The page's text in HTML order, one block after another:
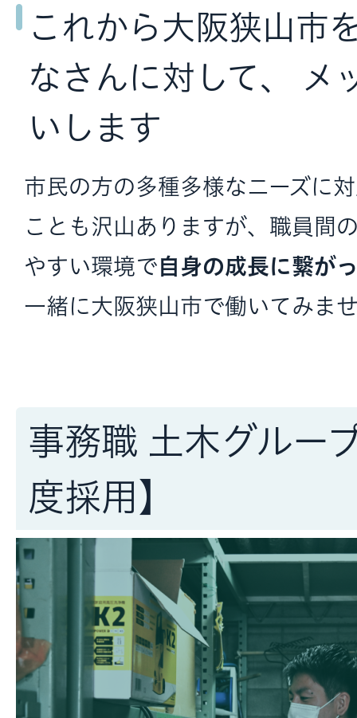
これから大阪狭山市
なさんに対して、 メ
いします
市民の方の多種多様なニーズに
ことも沢山ありますが、職員間
やすい環境で 自身の成長に繋が
一緒に大阪狭山市で働いてみま
事務職 土木グルー
度採用】